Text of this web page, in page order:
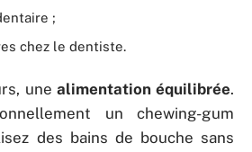
;
chez le dentiste.
une alimentation équilibrée.
un chewing-gum
des bains de bouche sans